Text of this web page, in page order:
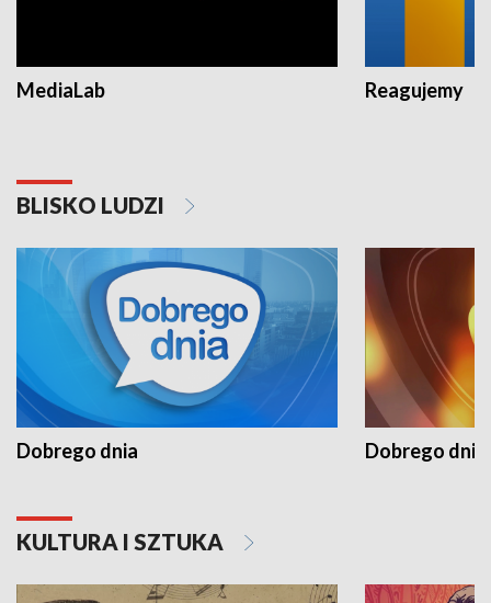
MediaLab Reagujemy
BLISKO LUDZI
Dobrego dnia Dobrego dnia
KULTURA I SZTUKA